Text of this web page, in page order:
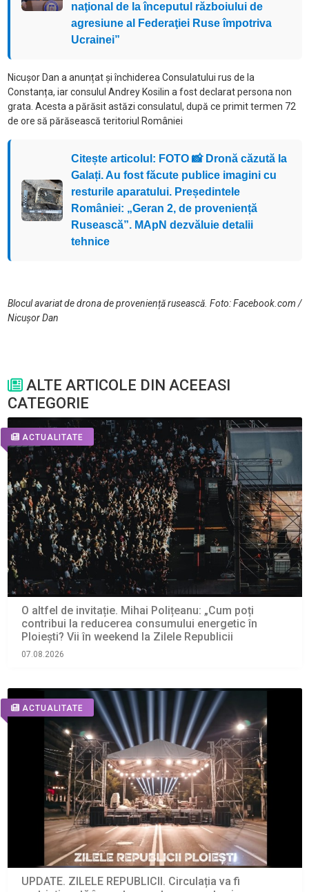
naţional de la începutul războiului de
agresiune al Federaţiei Ruse împotriva
Ucrainei”
Nicușor Dan a anunțat și închiderea Consulatului rus de la
Constanța, iar consulul Andrey Kosilin a fost declarat persona non
grata. Acesta a părăsit astăzi consulatul, după ce primit termen 72
de ore să părăsească teritoriul României
Citește articolul: FOTO 📸 Dronă căzută la
Galați. Au fost făcute publice imagini cu
resturile aparatului. Președintele
României: „Geran 2, de proveniență
Rusească”. MApN dezvăluie detalii
tehnice
Blocul avariat de drona de proveniență rusească. Foto: Facebook.com /
Nicușor Dan
ALTE ARTICOLE DIN ACEEASI
CATEGORIE
ACTUALITATE
O altfel de invitație. Mihai Polițeanu: „Cum poți
contribui la reducerea consumului energetic în
Ploiești? Vii în weekend la Zilele Republicii
07.08.2026
ACTUALITATE
UPDATE. ZILELE REPUBLICII. Circulația va fi